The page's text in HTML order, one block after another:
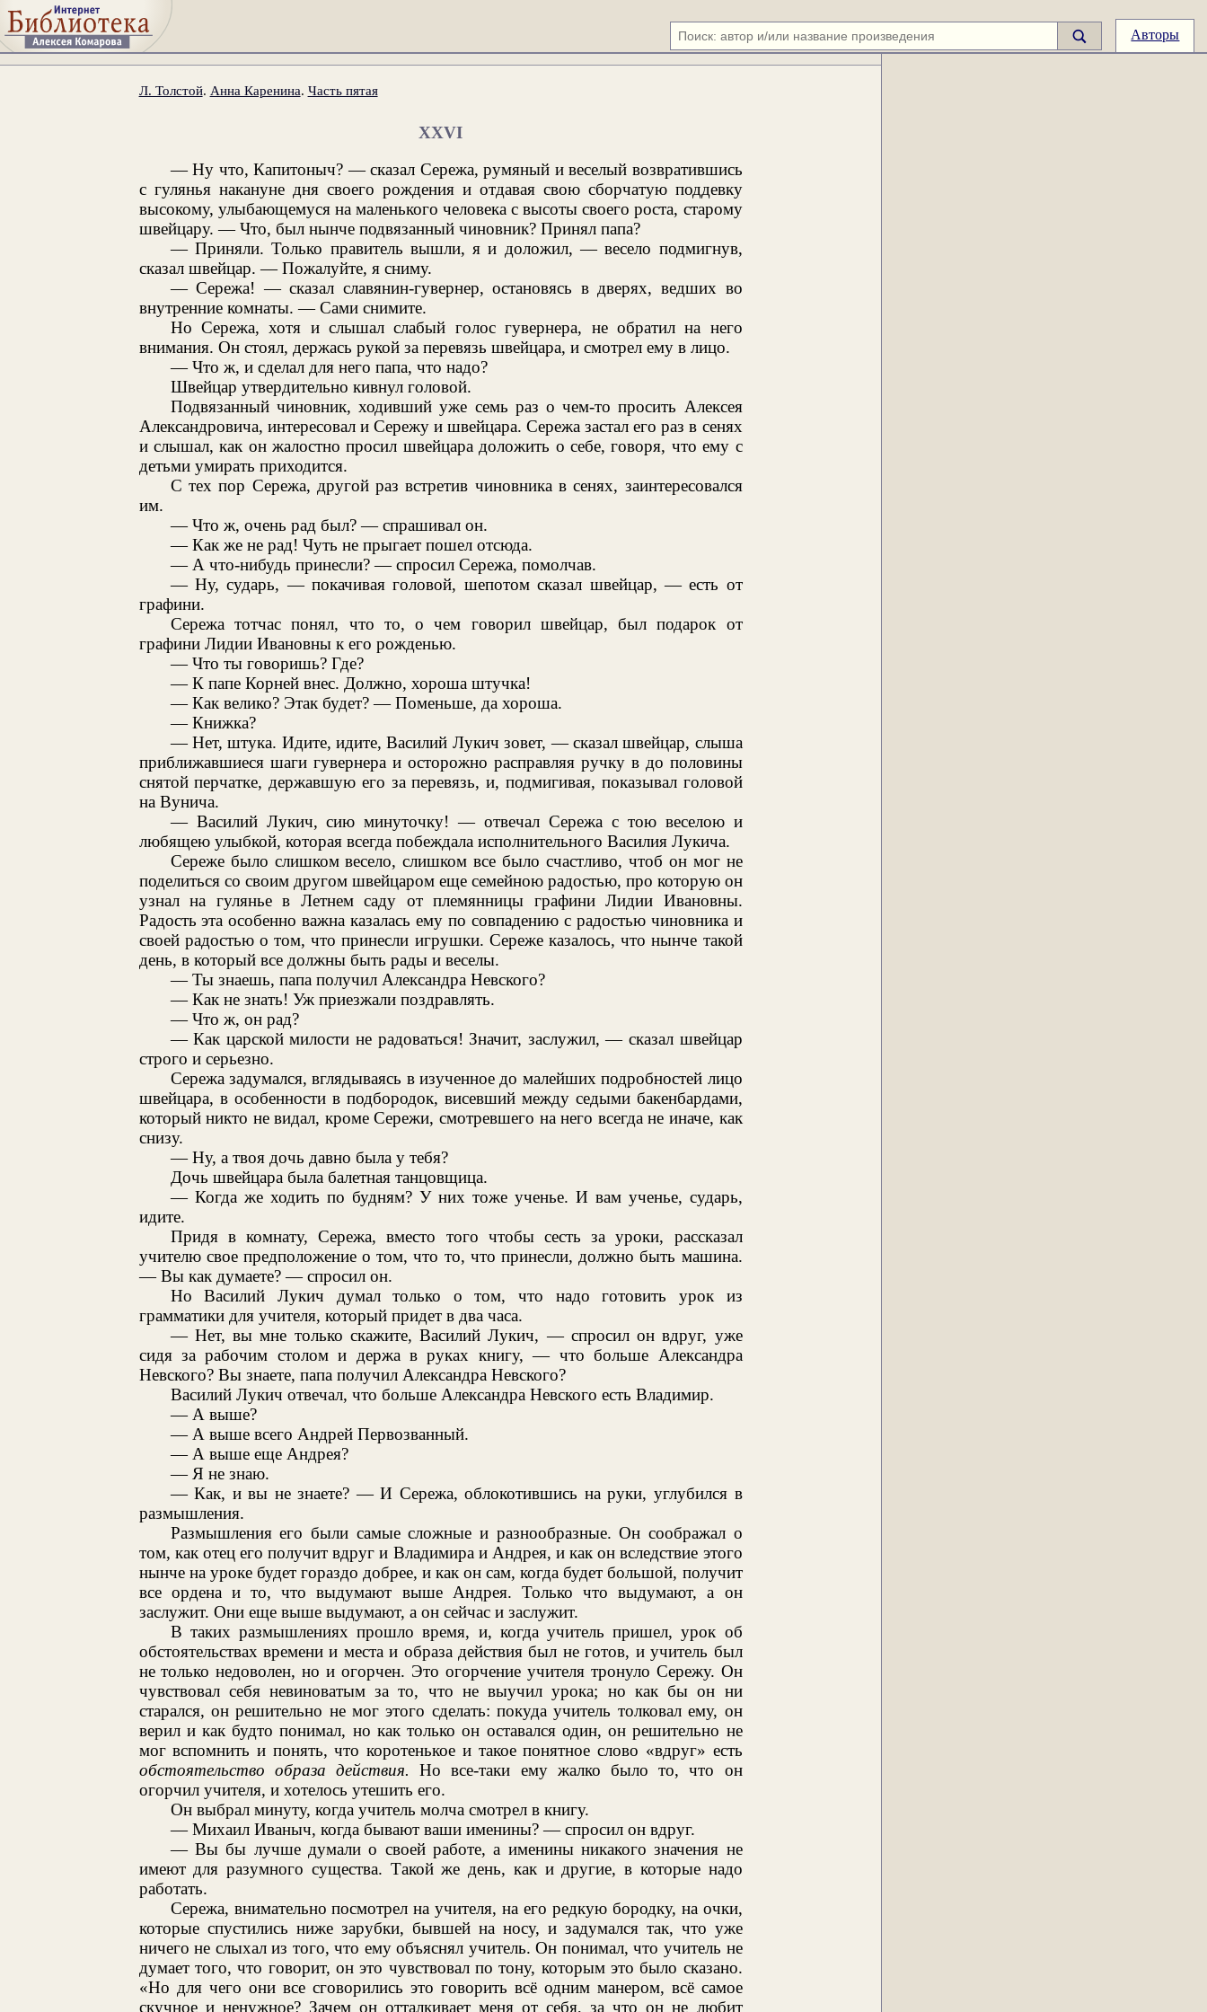
Авторы
Л. Толстой. Анна Каренина. Часть пятая
XXVI
— Ну что, Капитоныч? — сказал Сережа, румяный и веселый возвратившись
с гулянья накануне дня своего рождения и отдавая свою сборчатую поддевку
высокому, улыбающемуся на маленького человека с высоты своего роста, старому
швейцару. — Что, был нынче подвязанный чиновник? Принял папа?
— Приняли. Только правитель вышли, я и доложил, — весело подмигнув,
сказал швейцар. — Пожалуйте, я сниму.
— Сережа! — сказал славянин-гувернер, остановясь в дверях, ведших во
внутренние комнаты. — Сами снимите.
Но Сережа, хотя и слышал слабый голос гувернера, не обратил на него
внимания. Он стоял, держась рукой за перевязь швейцара, и смотрел ему в лицо.
— Что ж, и сделал для него папа, что надо?
Швейцар утвердительно кивнул головой.
Подвязанный чиновник, ходивший уже семь раз о чем-то просить Алексея
Александровича, интересовал и Сережу и швейцара. Сережа застал его раз в сенях
и слышал, как он жалостно просил швейцара доложить о себе, говоря, что ему с
детьми умирать приходится.
С тех пор Сережа, другой раз встретив чиновника в сенях, заинтересовался
им.
— Что ж, очень рад был? — спрашивал он.
— Как же не рад! Чуть не прыгает пошел отсюда.
— А что-нибудь принесли? — спросил Сережа, помолчав.
— Ну, сударь, — покачивая головой, шепотом сказал швейцар, — есть от
графини.
Сережа тотчас понял, что то, о чем говорил швейцар, был подарок от
графини Лидии Ивановны к его рожденью.
— Что ты говоришь? Где?
— К папе Корней внес. Должно, хороша штучка!
— Как велико? Этак будет? — Поменьше, да хороша.
— Книжка?
— Нет, штука. Идите, идите, Василий Лукич зовет, — сказал швейцар, слыша
приближавшиеся шаги гувернера и осторожно расправляя ручку в до половины
снятой перчатке, державшую его за перевязь, и, подмигивая, показывал головой
на Вунича.
— Василий Лукич, сию минуточку! — отвечал Сережа с тою веселою и
любящею улыбкой, которая всегда побеждала исполнительного Василия Лукича.
Сереже было слишком весело, слишком все было счастливо, чтоб он мог не
поделиться со своим другом швейцаром еще семейною радостью, про которую он
узнал на гулянье в Летнем саду от племянницы графини Лидии Ивановны.
Радость эта особенно важна казалась ему по совпадению с радостью чиновника и
своей радостью о том, что принесли игрушки. Сереже казалось, что нынче такой
день, в который все должны быть рады и веселы.
— Ты знаешь, папа получил Александра Невского?
— Как не знать! Уж приезжали поздравлять.
— Что ж, он рад?
— Как царской милости не радоваться! Значит, заслужил, — сказал швейцар
строго и серьезно.
Сережа задумался, вглядываясь в изученное до малейших подробностей лицо
швейцара, в особенности в подбородок, висевший между седыми бакенбардами,
который никто не видал, кроме Сережи, смотревшего на него всегда не иначе, как
снизу.
— Ну, а твоя дочь давно была у тебя?
Дочь швейцара была балетная танцовщица.
— Когда же ходить по будням? У них тоже ученье. И вам ученье, сударь,
идите.
Придя в комнату, Сережа, вместо того чтобы сесть за уроки, рассказал
учителю свое предположение о том, что то, что принесли, должно быть машина.
— Вы как думаете? — спросил он.
Но Василий Лукич думал только о том, что надо готовить урок из
грамматики для учителя, который придет в два часа.
— Нет, вы мне только скажите, Василий Лукич, — спросил он вдруг, уже
сидя за рабочим столом и держа в руках книгу, — что больше Александра
Невского? Вы знаете, папа получил Александра Невского?
Василий Лукич отвечал, что больше Александра Невского есть Владимир.
— А выше?
— А выше всего Андрей Первозванный.
— А выше еще Андрея?
— Я не знаю.
— Как, и вы не знаете? — И Сережа, облокотившись на руки, углубился в
размышления.
Размышления его были самые сложные и разнообразные. Он соображал о
том, как отец его получит вдруг и Владимира и Андрея, и как он вследствие этого
нынче на уроке будет гораздо добрее, и как он сам, когда будет большой, получит
все ордена и то, что выдумают выше Андрея. Только что выдумают, а он
заслужит. Они еще выше выдумают, а он сейчас и заслужит.
В таких размышлениях прошло время, и, когда учитель пришел, урок об
обстоятельствах времени и места и образа действия был не готов, и учитель был
не только недоволен, но и огорчен. Это огорчение учителя тронуло Сережу. Он
чувствовал себя невиноватым за то, что не выучил урока; но как бы он ни
старался, он решительно не мог этого сделать: покуда учитель толковал ему, он
верил и как будто понимал, но как только он оставался один, он решительно не
мог вспомнить и понять, что коротенькое и такое понятное слово «вдруг» есть
обстоятельство образа действия. Но все-таки ему жалко было то, что он
огорчил учителя, и хотелось утешить его.
Он выбрал минуту, когда учитель молча смотрел в книгу.
— Михаил Иваныч, когда бывают ваши именины? — спросил он вдруг.
— Вы бы лучше думали о своей работе, а именины никакого значения не
имеют для разумного существа. Такой же день, как и другие, в которые надо
работать.
Сережа, внимательно посмотрел на учителя, на его редкую бородку, на очки,
которые спустились ниже зарубки, бывшей на носу, и задумался так, что уже
ничего не слыхал из того, что ему объяснял учитель. Он понимал, что учитель не
думает того, что говорит, он это чувствовал по тону, которым это было сказано.
«Но для чего они все сговорились это говорить всё одним манером, всё самое
скучное и ненужное? Зачем он отталкивает меня от себя, за что он не любит